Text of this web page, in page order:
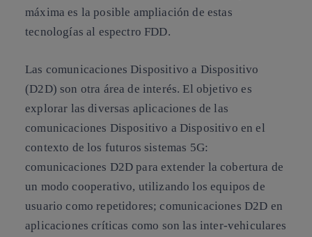
máxima es la posible ampliación de estas
tecnologías al espectro FDD.
Las comunicaciones Dispositivo a Dispositivo
(D2D) son otra área de interés. El objetivo es
explorar las diversas aplicaciones de las
comunicaciones Dispositivo a Dispositivo en el
contexto de los futuros sistemas 5G:
comunicaciones D2D para extender la cobertura de
un modo cooperativo, utilizando los equipos de
usuario como repetidores; comunicaciones D2D en
aplicaciones críticas como son las inter-vehiculares